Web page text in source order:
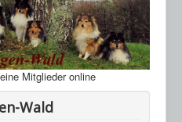
Mitglieder online
Wald